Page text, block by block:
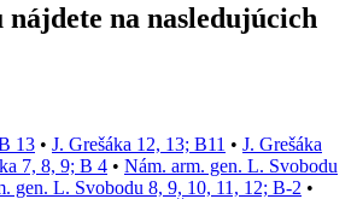
na nasledujúcich
13 • J. Grešáka 12, 13; B11 • J. Grešáka
7, 8, 9; B 4 • Nám. arm. gen. L. Svobodu
gen. L. Svobodu 8, 9, 10, 11, 12; B-2 •